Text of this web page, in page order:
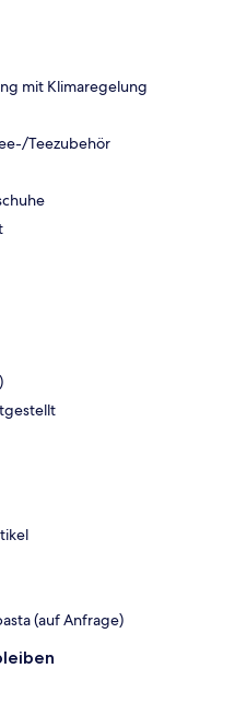
mit Klimaregelung
Teezubehör
(auf Anfrage)